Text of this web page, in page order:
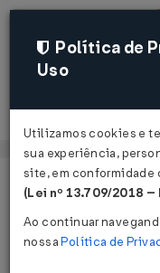
Página Inicial
Política de
Uso
Utilizamos cookies e
sua experiência,
site, em conformidade
(Lei nº 13.709/2018 –
Ao continuar
nossaPolítica de